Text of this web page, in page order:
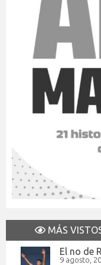
MÁS
El no de
9 agosto,